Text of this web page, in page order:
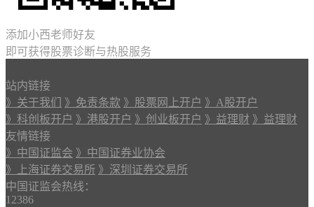
添加小西老师好友
即可获得股票诊断与热股服务
站内链接
》关于我们
》免责条款 》股票网上开户 》A股开户
》科创板开户 》港股开户 》创业板开户 》益理财 》益理财
友情链接
》中国证监会 》中国证券业协会
》上海证券交易所 》深圳证券交易所
中国证监会热线：
12386